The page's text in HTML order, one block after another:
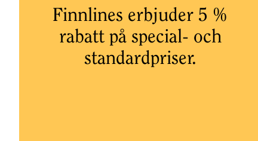
Finnlines erbjuder 5 %
rabatt på special- och
standardpriser.